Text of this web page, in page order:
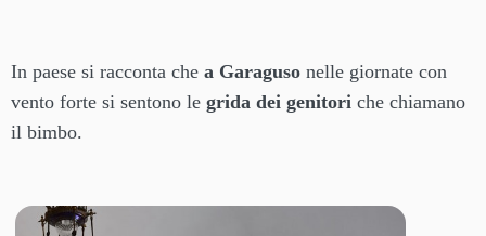
In paese si racconta che a Garaguso nelle giornate con
vento forte si sentono le grida dei genitori che chiamano
il bimbo.